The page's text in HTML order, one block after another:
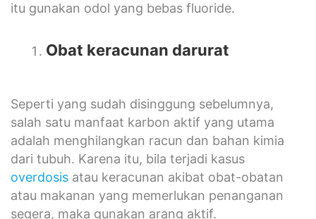
itu gunakan odol yang bebas fluoride.
Obat keracunan darurat
Seperti yang sudah disinggung sebelumnya,
salah satu manfaat karbon aktif yang utama
adalah menghilangkan racun dan bahan kimia
dari tubuh. Karena itu, bila terjadi kasus
overdosis atau keracunan akibat obat-obatan
atau makanan yang memerlukan penanganan
segera, maka gunakan arang aktif.